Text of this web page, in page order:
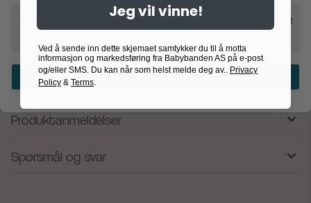
Praktisk til mat og snacks
Offisielt lisensiert Disney produkt
Produsent
Produktanmeldelser
Spørsmål og svar
Markedsføring Egendefinert
Bekreft valg
Jeg vil vinne!
Ved å sende inn dette skjemaet samtykker du til å motta
informasjon og markedsføring fra Babybanden AS på e-post
og/eller SMS. Du kan når som helst melde deg av.. Privacy
Policy & Terms.